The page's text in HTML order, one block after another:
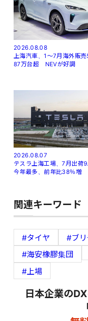
2026.08.08
上海汽車、1～7月海外販
87万台超 NEVが好調
2026.08.07
テスラ上海工場、7月出荷
今年最多、前年比38％増
関連キーワード
#タイヤ #ブ
#海安橡膠集団
#上場
日本企業の